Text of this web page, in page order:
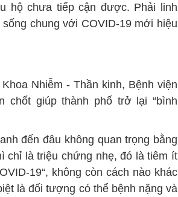
hộ chưa tiếp cận được. Phải linh
chung với COVID-19 mới hiệu
Nhiễm - Thần kinh, Bệnh viện
chốt giúp thành phố trở lại “bình
đến đâu không quan trọng bằng
chỉ là triệu chứng nhẹ, đó là tiêm ít
19“, không còn cách nào khác
là đối tượng có thể bệnh nặng và